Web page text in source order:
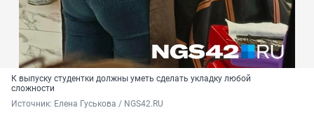
К выпуску студентки должны уметь сделать укладку любой
сложности
Источник: Елена Гуськова / NGS42.RU